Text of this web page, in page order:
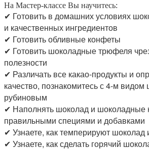
На Мастер-классе Вы научитесь:
✔ Готовить в домашних условиях
и качественных ингредиентов
✔ Готовить обливные конфеты
✔ Готовить шоколадные трюфеля
полезности
✔ Различать все какао-продукты и
качество, познакомитесь с 4-м
рубиновым
✔ Наполнять шоколад и шоколадные
правильными специями и добавками
✔ Узнаете, как темперируют шоколад
✔ Узнаете, как сделать горячий